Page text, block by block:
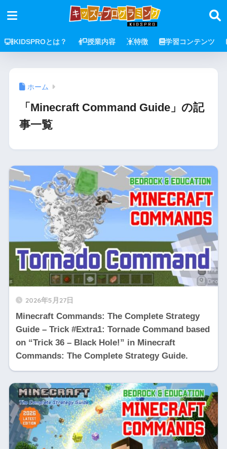
KIDSPROとは？ 授業内容 特徴 学習コンテンツ
ホーム
「Minecraft Command Guide」の記
事一覧
2026年5月27日
Minecraft Commands: The Complete Strategy
Guide – Trick #Extra1: Tornade Command based
on “Trick 36 – Black Hole!” in Minecraft
Commands: The Complete Strategy Guide.